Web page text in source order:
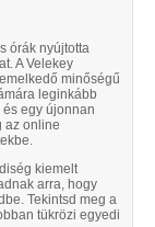
órák nyújtotta
A Velekey
minőségű
leginkább
egy újonnan
az online
kiemelt
arra, hogy
Tekintsd meg a
tükrözi egyedi